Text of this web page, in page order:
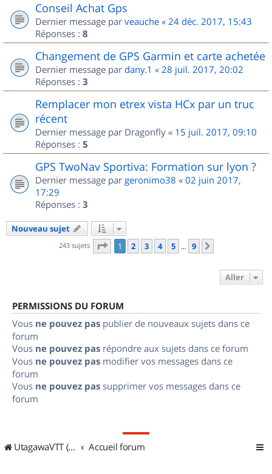
Conseil Achat Gps
Dernier message par veauche « 24 déc. 2017, 15:43
Réponses : 8
Changement de GPS Garmin et carte achetée
Dernier message par dany.1 « 28 juil. 2017, 20:02
Réponses : 3
Remplacer mon etrex vista HCx par un truc
récent
Dernier message par Dragonfly « 15 juil. 2017, 09:10
Réponses : 5
GPS TwoNav Sportiva: Formation sur lyon ?
Dernier message par geronimo38 « 02 juin 2017,
17:29
Réponses : 3
Nouveau sujet
243 sujets Page 1sur
1 2 3 4 5 … 9
Aller
PERMISSIONS DU FORUM
Vous ne pouvez pas publier de nouveaux sujets dans ce
forum
Vous ne pouvez pas répondre aux sujets dans ce forum
Vous ne pouvez pas modifier vos messages dans ce
forum
Vous ne pouvez pas supprimer vos messages dans ce
forum
UtagawaVTT (Randos VTT et VTTAE avec traces GPS) Accueil forum